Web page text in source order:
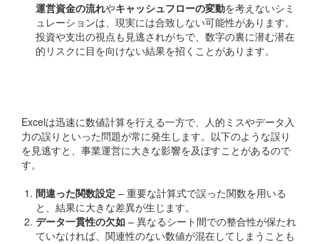
運営資金の流れやキャッシュフローの変動を考えないシミ
ュレーションは、現実には合致しない可能性があります。
投資や支出の視点も見逃されがちで、数字の裏に潜む潜在
的リスクに目を向けない結果を招くことがあります。
Excelは迅速に数値計算を行える一方で、人的ミスやデータ入
力の誤りといった問題が常に発生します。以下のような誤り
を見逃すと、事業運営に大きな影響を及ぼすことがあるので
す。
間違った関数設定 – 重要な計算式で誤った関数を用いる
と、結果に大きな差異が生じます。
データ一貫性の欠如 – 異なるシート間での整合性が保たれ
ていなければ、関連性のない数値が混在してしまうことも